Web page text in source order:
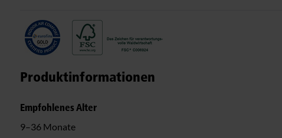
Produktinformationen
Empfohlenes Alter
9–36 Monate